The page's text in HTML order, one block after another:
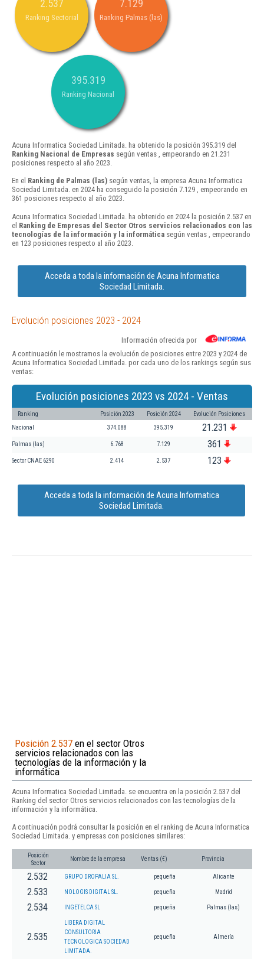
2.537
Ranking Sectorial
7.129
Ranking Palmas (las)
395.319
Ranking Nacional
Acuna Informatica Sociedad Limitada. ha obtenido la posición 395.319 del
Ranking Nacional de Empresas según ventas , empeorando en 21.231
posiciones respecto al año 2023.
En el Ranking de Palmas (las) según ventas, la empresa Acuna Informatica
Sociedad Limitada. en 2024 ha conseguido la posición 7.129 , empeorando en
361 posiciones respecto al año 2023.
Acuna Informatica Sociedad Limitada. ha obtenido en 2024 la posición 2.537 en
el Ranking de Empresas del Sector Otros servicios relacionados con las
tecnologías de la información y la informática según ventas , empeorando
en 123 posiciones respecto al año 2023.
Acceda a toda la información de Acuna Informatica
Sociedad Limitada.
Evolución posiciones 2023 - 2024
Información ofrecida por
A continuación le mostramos la evolución de posiciones entre 2023 y 2024 de
Acuna Informatica Sociedad Limitada. por cada uno de los rankings según sus
ventas:
Evolución posiciones 2023 vs 2024 - Ventas
Ranking Posición 2023 Posición 2024 Evolución Posiciones
Nacional 374.088 395.319 21.231
Palmas (las) 6.768 7.129 361
Sector CNAE 6290 2.414 2.537 123
Acceda a toda la información de Acuna Informatica
Sociedad Limitada.
Posición 2.537 en el sector Otros
servicios relacionados con las
tecnologías de la información y la
informática
Acuna Informatica Sociedad Limitada. se encuentra en la posición 2.537 del
Ranking del sector Otros servicios relacionados con las tecnologías de la
información y la informática.
A continuación podrá consultar la posición en el ranking de Acuna Informatica
Sociedad Limitada. y empresas con posiciones similares:
Posición
Sector
Nombre de la empresa Ventas (€) Provincia
2.532 GRUPO DROPALIA SL. pequeña Alicante
2.533 NOLOGIS DIGITAL SL. pequeña Madrid
2.534 INGETELCA SL pequeña Palmas (las)
2.535
LIBERA DIGITAL
CONSULTORIA
TECNOLOGICA SOCIEDAD
LIMITADA.
pequeña Almería